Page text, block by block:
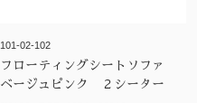
101-02-102
フローティングシートソファ
ベージュピンク ２シーター